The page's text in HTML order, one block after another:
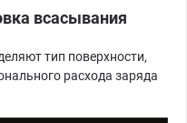
всасывания
тип поверхности,
расхода заряда